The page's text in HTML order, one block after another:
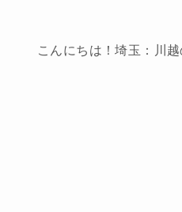
こんにちは！埼玉：川